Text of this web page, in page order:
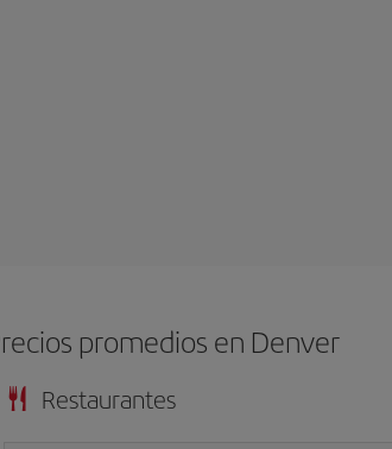
promedios en Denver
Restaurantes